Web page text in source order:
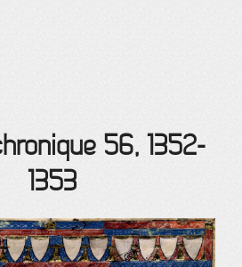
56, 1352-
1353